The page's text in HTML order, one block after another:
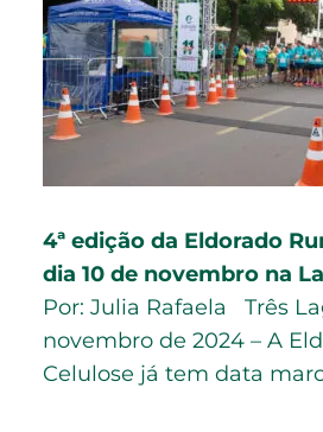
4ª edição da Eldorado
dia 10 de novembro na
Por: Julia Rafaela Três
novembro de 2024 – A
Celulose já tem data